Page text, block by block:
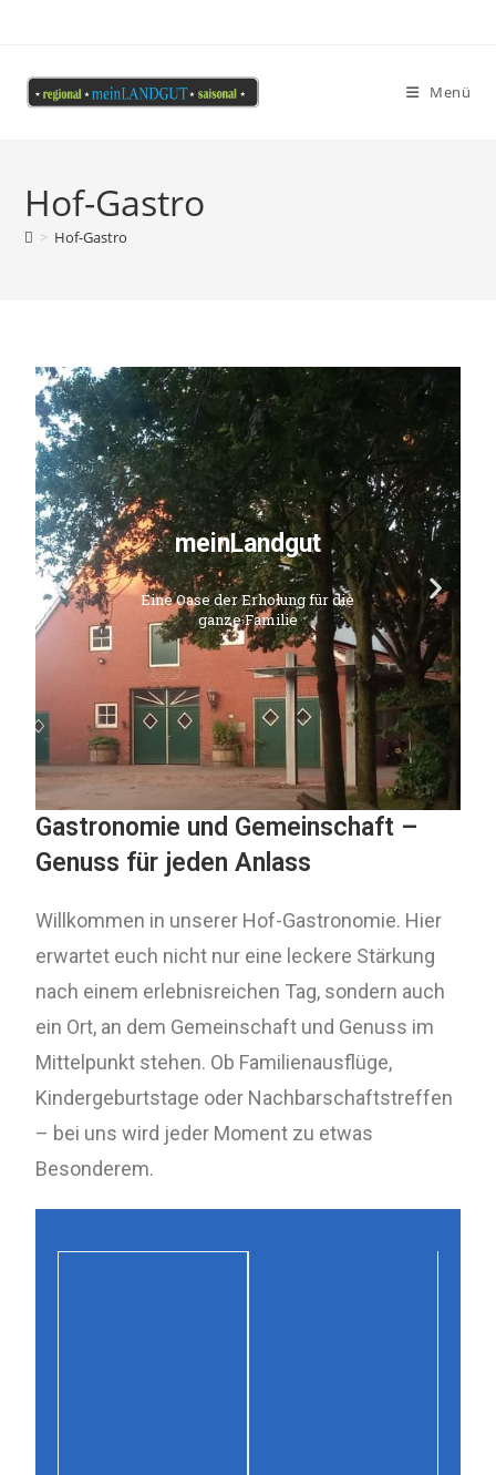
Menü
Hof-Gastro
> Hof-Gastro
meinLandgut
Eine Oase der Erholung für die
ganze Familie
Gastronomie und Gemeinschaft –
Genuss für jeden Anlass
Willkommen in unserer Hof-Gastronomie. Hier
erwartet euch nicht nur eine leckere Stärkung
nach einem erlebnisreichen Tag, sondern auch
ein Ort, an dem Gemeinschaft und Genuss im
Mittelpunkt stehen. Ob Familienausflüge,
Kindergeburtstage oder Nachbarschaftstreffen
– bei uns wird jeder Moment zu etwas
Besonderem.